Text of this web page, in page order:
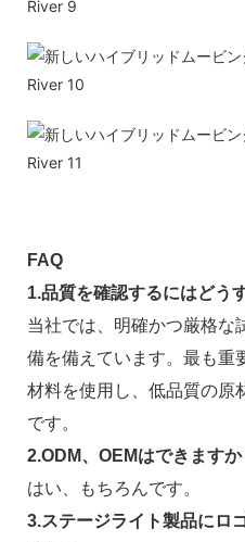
FAQ
1.品質を確認するにはどう
当社では、明確かつ厳格な
備を備えています。最も重
材料を使用し、低品質の原
です。
2.ODM、OEMはできますか
はい、もちろんです。
3.ステージライト製品にロ